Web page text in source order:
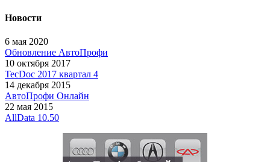
Новости
6 мая 2020
Обновление АвтоПрофи
10 октября 2017
TecDoc 2017 квартал 4
14 декабря 2015
АвтоПрофи Онлайн
22 мая 2015
AllData 10.50